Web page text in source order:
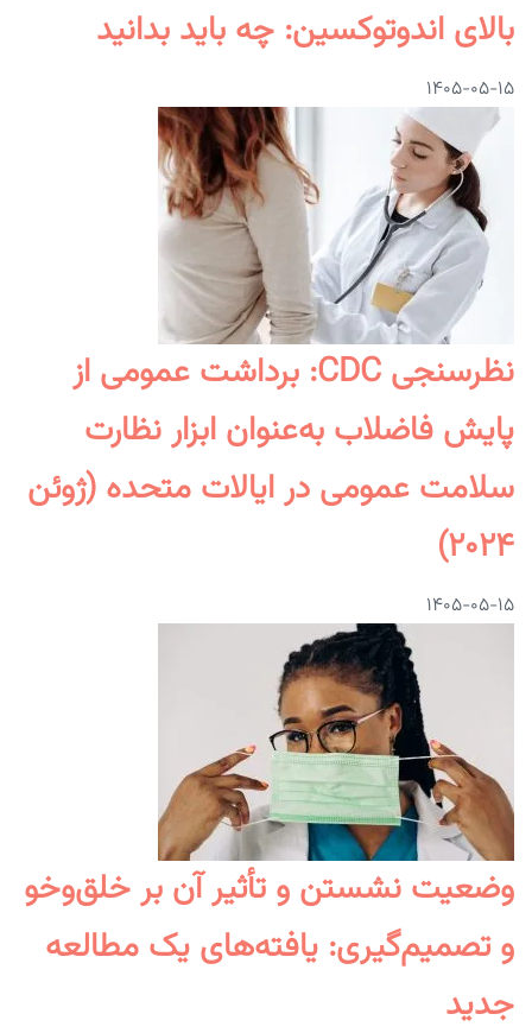
بالای اندوتوکسین: چه باید بدانید
۱۴۰۵-۰۵-۱۵
نظرسنجی CDC: برداشت عمومی از
پایش فاضلاب به‌عنوان ابزار نظارت
سلامت عمومی در ایالات متحده (ژوئن
۲۰۲۴)
۱۴۰۵-۰۵-۱۵
وضعیت نشستن و تأثیر آن بر خلق‌وخو
و تصمیم‌گیری: یافته‌های یک مطالعه
جدید